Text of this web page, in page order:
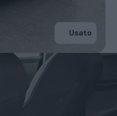
Renault
Usato